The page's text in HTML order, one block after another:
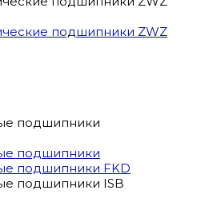
подшипники ZWZ
подшипники
подшипники
подшипники FKD
подшипники ISB